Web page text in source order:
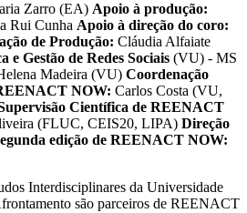
Zarro (EA) Apoio à produção:
Rui Cunha Apoio à direção do coro:
de Produção: Cláudia Alfaiate
e Gestão de Redes Sociais (VU) - MS
Madeira (VU) Coordenação
NOW: Carlos Costa (VU,
Científica de REENACT
(FLUC, CEIS20, LIPA) Direção
edição de REENACT NOW:
Interdisciplinares da Universidade
são parceiros de REENACT